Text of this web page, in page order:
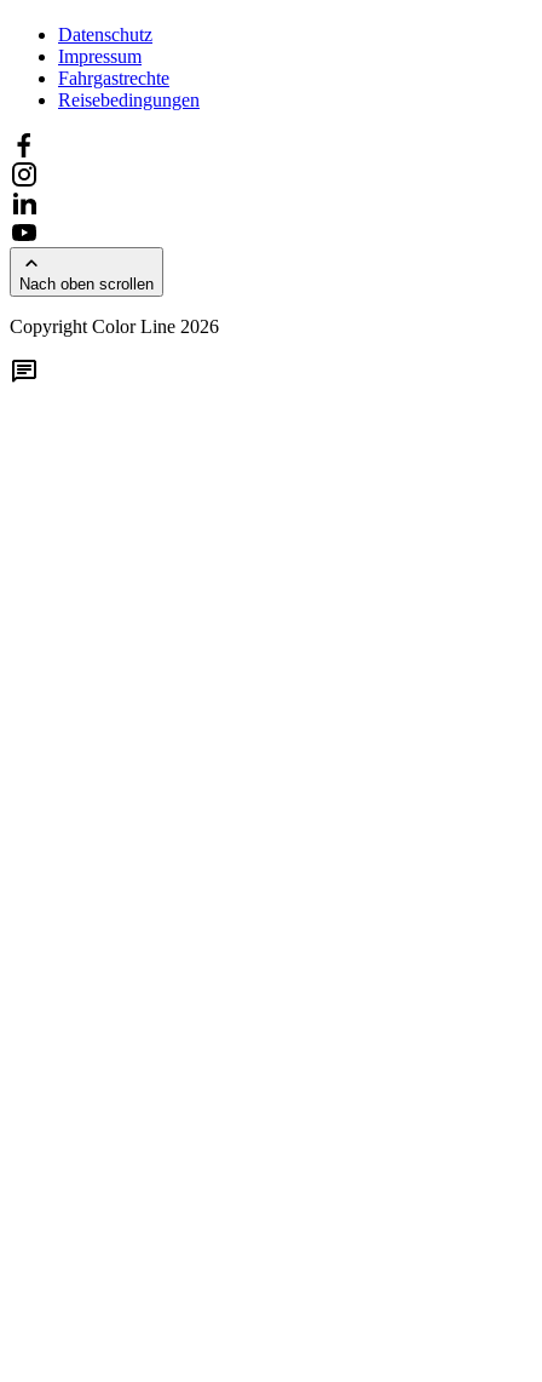
Datenschutz
Impressum
Fahrgastrechte
Reisebedingungen
Nach oben scrollen
Copyright Color Line 2026